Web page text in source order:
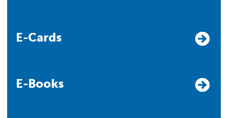
E-Cards
E-Books